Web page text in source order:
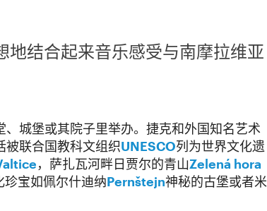
结合起来音乐感受与南摩拉维亚
城堡或其院子里举办。捷克和外国知名艺术
被联合国教科文组织UNESCO列为世界文化遗
，萨扎瓦河畔日贾尔的青山Zelená hora
珍宝如佩尔什迪纳Pernštejn神秘的古堡或者米